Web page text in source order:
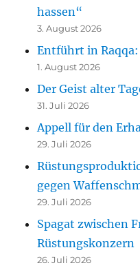
hassen“
3. August 2026
Entführt in
1. August 2026
Der Geist alter
31. Juli 2026
Appell für den
29. Juli 2026
gegen
29. Juli 2026
Spagat zwischen
Rüstungskonzern
26. Juli 2026